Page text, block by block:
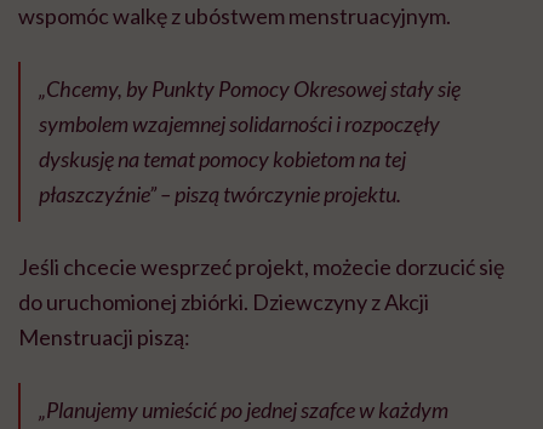
wspomóc walkę z ubóstwem menstruacyjnym.
„Chcemy, by Punkty Pomocy Okresowej stały się
symbolem wzajemnej solidarności i rozpoczęły
dyskusję na temat pomocy kobietom na tej
płaszczyźnie” – piszą twórczynie projektu.
Jeśli chcecie wesprzeć projekt, możecie dorzucić się
do uruchomionej zbiórki. Dziewczyny z Akcji
Menstruacji piszą:
„Planujemy umieścić po jednej szafce w każdym